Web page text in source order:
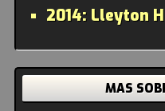
2014:Lleyton
MAS